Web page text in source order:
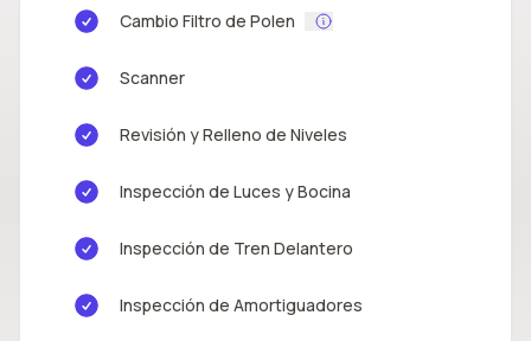
Cambio Filtro de Polen
Scanner
Revisión y Relleno de Niveles
Inspección de Luces y Bocina
Inspección de Tren Delantero
Inspección de Amortiguadores